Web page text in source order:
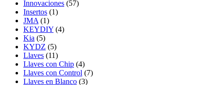
Innovaciones (57)
Insertos (1)
JMA (1)
KEYDIY (4)
Kia (5)
KYDZ (5)
Llaves (11)
Llaves con Chip (4)
Llaves con Control (7)
Llaves en Blanco (3)